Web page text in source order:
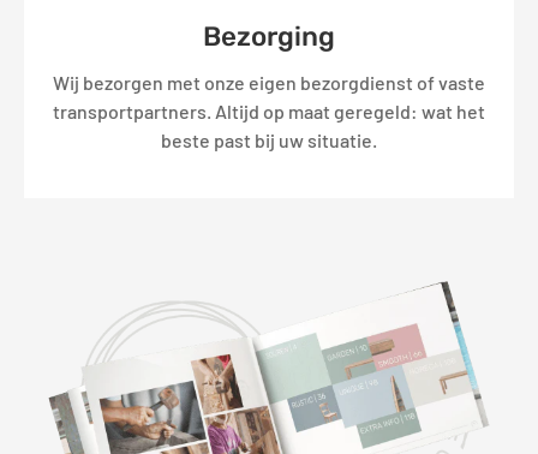
Bezorging
Wij bezorgen met onze eigen bezorgdienst of vaste
transportpartners. Altijd op maat geregeld: wat het
beste past bij uw situatie.